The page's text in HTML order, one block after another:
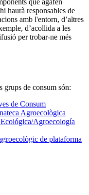
que agafen
haurà responsables de
amb l'entorn, d’altres
d’acollida a les
per trobar-ne més
grups de consum són:
de Consum
Agroecològica
Agroecología
de plataforma